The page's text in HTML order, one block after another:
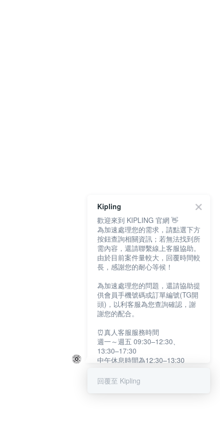
Kipling
歡迎來到 KIPLING 官網 👋
為加速處理您的需求，請點選下方
按鈕查詢相關資訊；若無法找到所
需內容，還請聯繫線上客服協助。
由於目前案件量較大，回覆時間較
長，感謝您的耐心等候！
為加速處理您的問題，還請協助提
供會員手機號碼或訂單編號(TG開
頭)，以利客服為您查詢確認，謝
謝您的配合。
⏰真人客服服務時間
週一～週五 09:30–12:30、
13:30–17:30
中午休息時間為12:30–13:30
提醒您：系統會自動已讀訊息，如
回覆至 Kipling